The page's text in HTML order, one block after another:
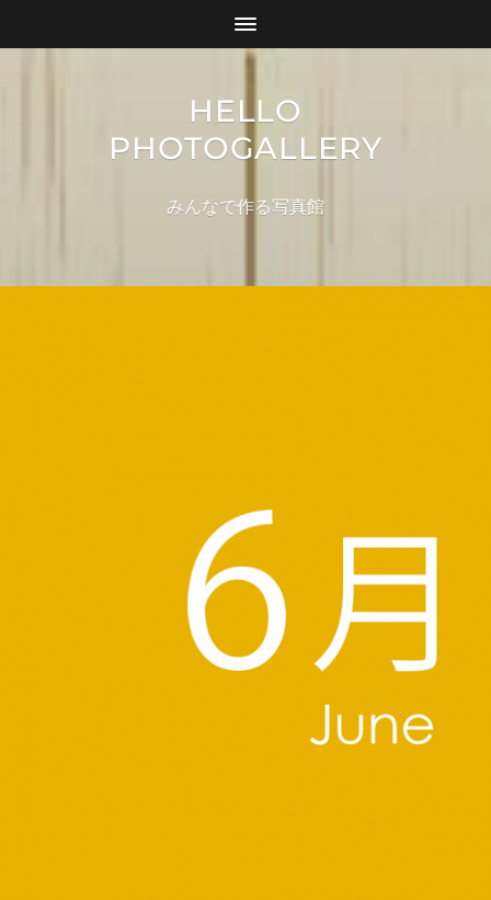
HELLO
PHOTOGALLERY
みんなで作る写真館